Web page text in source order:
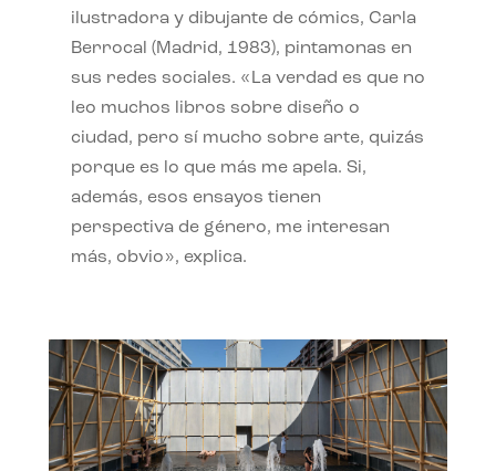
ilustradora y dibujante de cómics, Carla
Berrocal (Madrid, 1983), pintamonas en
sus redes sociales. «La verdad es que no
leo muchos libros sobre diseño o
ciudad, pero sí mucho sobre arte, quizás
porque es lo que más me apela. Si,
además, esos ensayos tienen
perspectiva de género, me interesan
más, obvio», explica.